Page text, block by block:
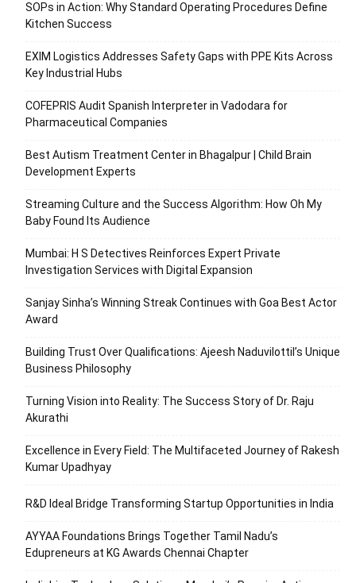
SOPs in Action: Why Standard Operating Procedures Define
Kitchen Success
EXIM Logistics Addresses Safety Gaps with PPE Kits Across
Key Industrial Hubs
COFEPRIS Audit Spanish Interpreter in Vadodara for
Pharmaceutical Companies
Best Autism Treatment Center in Bhagalpur | Child Brain
Development Experts
Streaming Culture and the Success Algorithm: How Oh My
Baby Found Its Audience
Mumbai: H S Detectives Reinforces Expert Private
Investigation Services with Digital Expansion
Sanjay Sinha’s Winning Streak Continues with Goa Best Actor
Award
Building Trust Over Qualifications: Ajeesh Naduvilottil’s Unique
Business Philosophy
Turning Vision into Reality: The Success Story of Dr. Raju
Akurathi
Excellence in Every Field: The Multifaceted Journey of Rakesh
Kumar Upadhyay
R&D Ideal Bridge Transforming Startup Opportunities in India
AYYAA Foundations Brings Together Tamil Nadu’s
Edupreneurs at KG Awards Chennai Chapter